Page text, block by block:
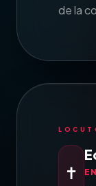
de la
✝